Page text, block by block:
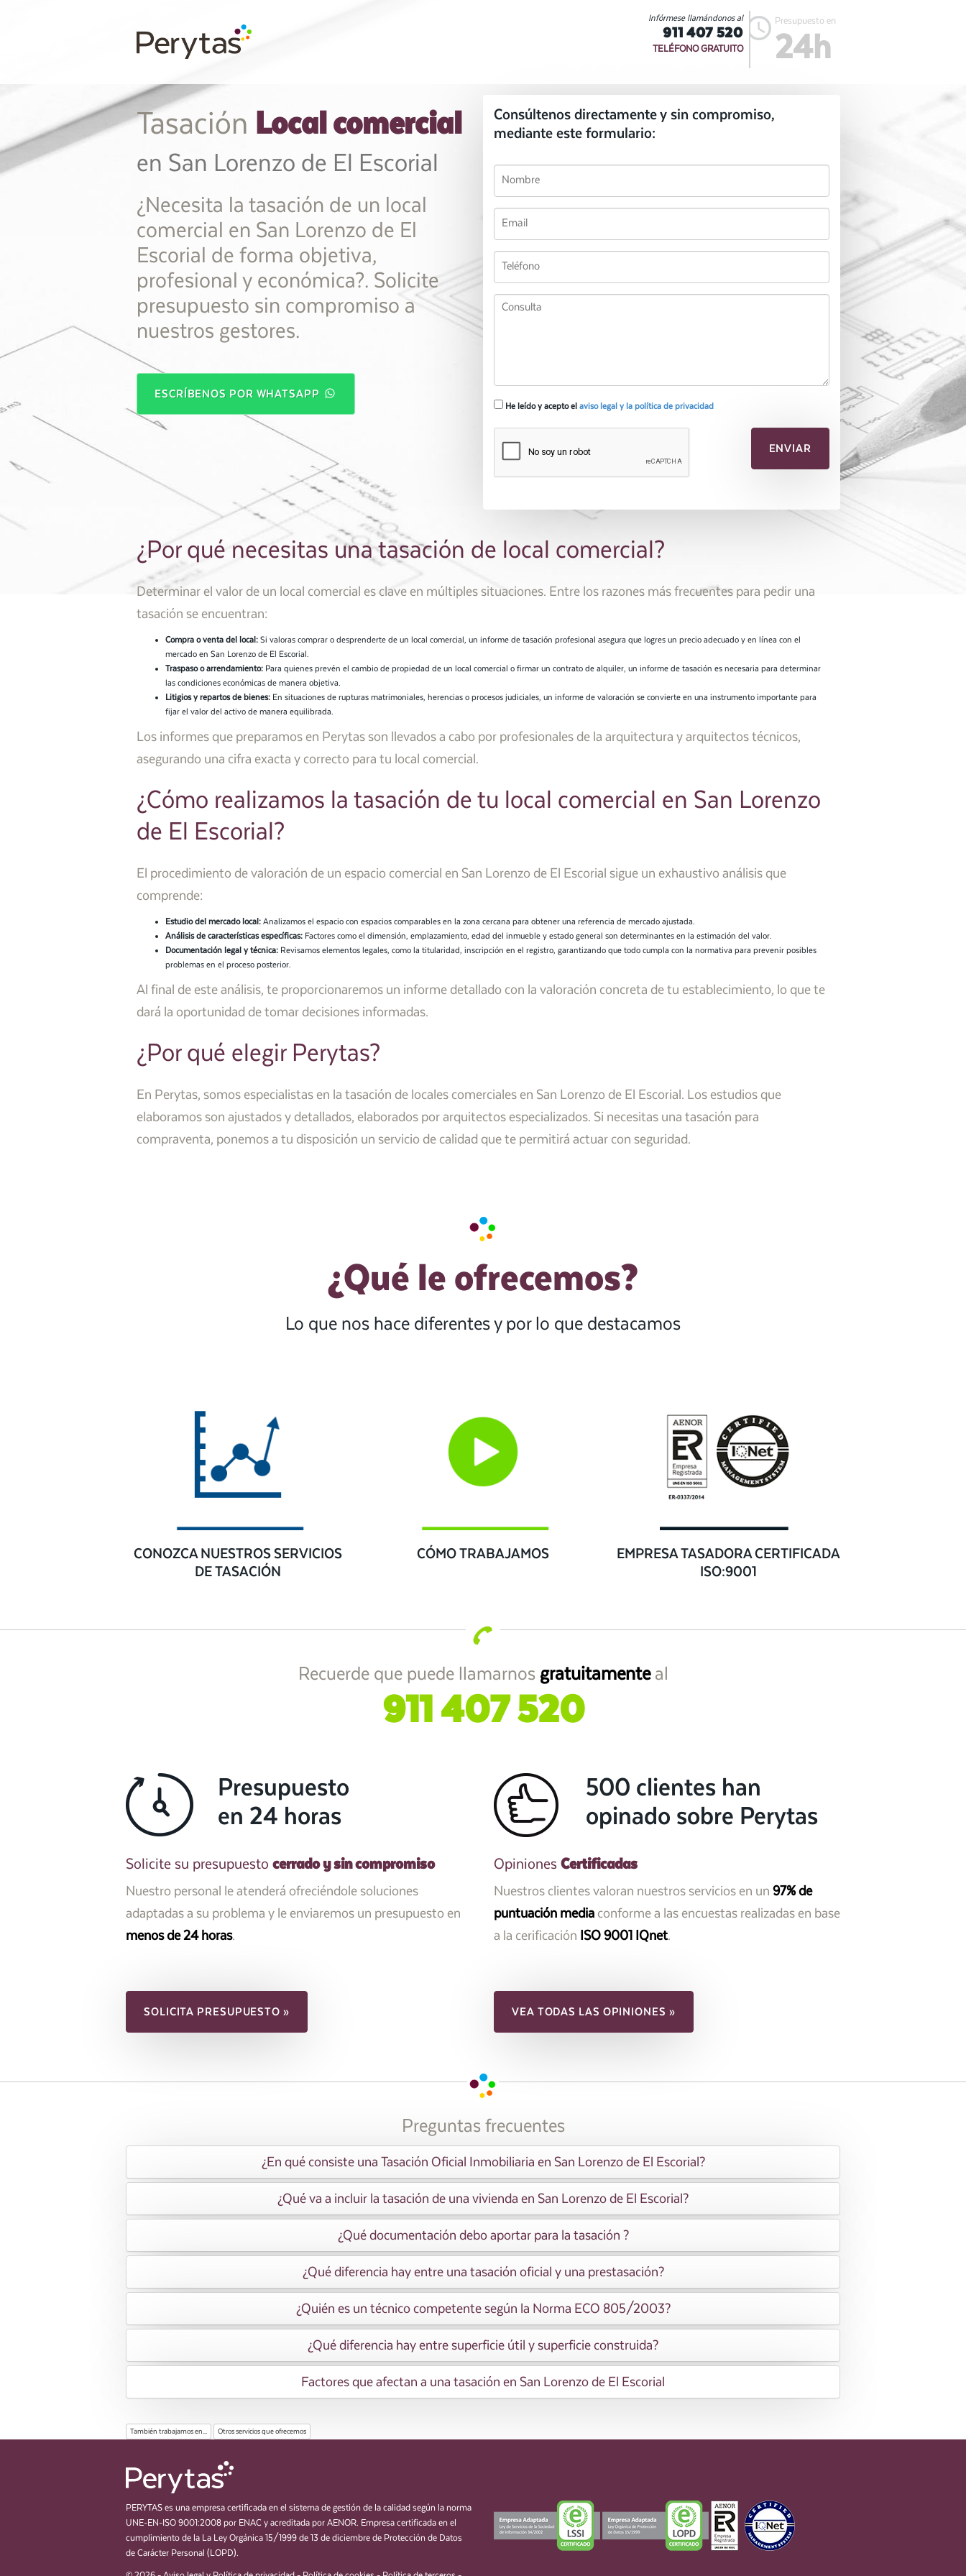
Presupuesto en
24h
Infórmese llamándonos al
911 407 520
TELÉFONO GRATUITO
Tasación Local comercial
en San Lorenzo de El Escorial
¿Necesita la tasación de un local
comercial en San Lorenzo de El
Escorial de forma objetiva,
profesional y económica?. Solicite
presupuesto sin compromiso a
nuestros gestores.
ESCRÍBENOS POR WHATSAPP
Consúltenos directamente y sin compromiso,
mediante este formulario:
He leído y acepto el aviso legal y la política de privacidad
¿Por qué necesitas una tasación de local comercial?
Determinar el valor de un local comercial es clave en múltiples situaciones. Entre los razones más frecuentes para pedir una
tasación se encuentran:
Compra o venta del local: Si valoras comprar o desprenderte de un local comercial, un informe de tasación profesional asegura que logres un precio adecuado y en línea con el
mercado en San Lorenzo de El Escorial.
Traspaso o arrendamiento: Para quienes prevén el cambio de propiedad de un local comercial o firmar un contrato de alquiler, un informe de tasación es necesaria para determinar
las condiciones económicas de manera objetiva.
Litigios y repartos de bienes: En situaciones de rupturas matrimoniales, herencias o procesos judiciales, un informe de valoración se convierte en una instrumento importante para
fijar el valor del activo de manera equilibrada.
Los informes que preparamos en Perytas son llevados a cabo por profesionales de la arquitectura y arquitectos técnicos,
asegurando una cifra exacta y correcto para tu local comercial.
¿Cómo realizamos la tasación de tu local comercial en San Lorenzo
de El Escorial?
El procedimiento de valoración de un espacio comercial en San Lorenzo de El Escorial sigue un exhaustivo análisis que
comprende:
Estudio del mercado local: Analizamos el espacio con espacios comparables en la zona cercana para obtener una referencia de mercado ajustada.
Análisis de características específicas: Factores como el dimensión, emplazamiento, edad del inmueble y estado general son determinantes en la estimación del valor.
Documentación legal y técnica: Revisamos elementos legales, como la titularidad, inscripción en el registro, garantizando que todo cumpla con la normativa para prevenir posibles
problemas en el proceso posterior.
Al final de este análisis, te proporcionaremos un informe detallado con la valoración concreta de tu establecimiento, lo que te
dará la oportunidad de tomar decisiones informadas.
¿Por qué elegir Perytas?
En Perytas, somos especialistas en la tasación de locales comerciales en San Lorenzo de El Escorial. Los estudios que
elaboramos son ajustados y detallados, elaborados por arquitectos especializados. Si necesitas una tasación para
compraventa, ponemos a tu disposición un servicio de calidad que te permitirá actuar con seguridad.
¿Qué le ofrecemos?
Lo que nos hace diferentes y por lo que destacamos
CONOZCA NUESTROS SERVICIOS
DE TASACIÓN
CÓMO TRABAJAMOS
EMPRESA TASADORA CERTIFICADA
ISO:9001
Recuerde que puede llamarnos gratuitamenteal
911 407 520
Presupuesto
en 24 horas
Solicite su presupuesto cerrado y sin compromiso
Nuestro personal le atenderá ofreciéndole soluciones
adaptadas a su problema y le enviaremos un presupuesto en
menos de 24 horas.
SOLICITA PRESUPUESTO »
500 clientes han
opinado sobre Perytas
Opiniones Certificadas
Nuestros clientes valoran nuestros servicios en un 97% de
puntuación mediaconforme a las encuestas realizadas en base
a la cerificación ISO 9001 IQnet.
VEA TODAS LAS OPINIONES »
Preguntas frecuentes
¿En qué consiste una Tasación Oficial Inmobiliaria en San Lorenzo de El Escorial?
¿Qué va a incluir la tasación de una vivienda en San Lorenzo de El Escorial?
¿Qué documentación debo aportar para la tasación ?
¿Qué diferencia hay entre una tasación oficial y una prestasación?
¿Quién es un técnico competente según la Norma ECO 805/2003?
¿Qué diferencia hay entre superficie útil y superficie construida?
Factores que afectan a una tasación en San Lorenzo de El Escorial
También trabajamos en... Otros servicios que ofrecemos
PERYTAS es una empresa certificada en el sistema de gestión de la calidad según la norma
UNE-EN-ISO 9001:2008 por ENAC y acreditada por AENOR. Empresa certificada en el
cumplimiento de la La Ley Orgánica 15/1999 de 13 de diciembre de Protección de Datos
de Carácter Personal (LOPD).